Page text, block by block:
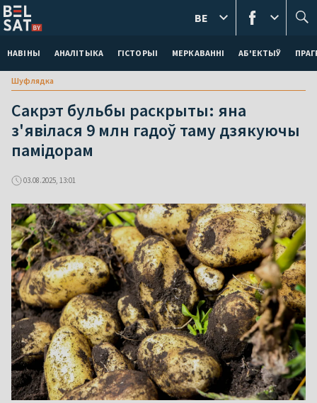
НАВІНЫ АНАЛІТЫКА ГІСТОРЫІ МЕРКАВАННI АБ'ЕКТЫЎ
BE
Шуфлядка
Сакрэт бульбы раскрыты: яна
з'явілася 9 млн гадоў таму дзякуючы
памідорам
03.08.2025, 13:01